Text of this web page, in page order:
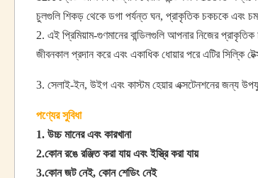
চুলগুলি শিকড় থেকে ডগা পর্যন্ত ঘন, প্রাকৃতিক চকচকে এবং
2. এই প্রিমিয়াম-গুণমানের বান্ডিলগুলি আপনার নিজের
জীবনকাল প্রদান করে এবং একাধিক ধোয়ার পরে এটির সিল্কি
3. সেলাই-ইন, উইগ এবং কাস্টম হেয়ার এক্সটেনশনের জন্য
পণ্যের সুবিধা
1. উচ্চ মানের এবং কারখানা
2.কোন রঙে রঞ্জিত করা যায় এবং ইস্ত্রি করা যায়
3.কোন জট নেই, কোন শেডিং নেই